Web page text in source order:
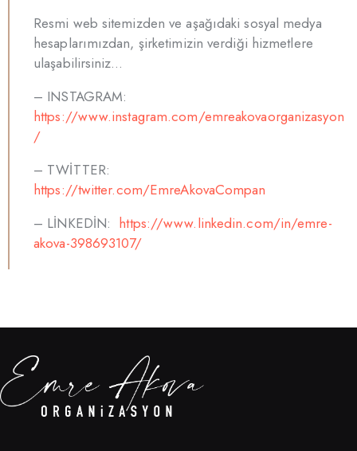
Resmi web sitemizden ve aşağıdaki sosyal medya
hesaplarımızdan, şirketimizin verdiği hizmetlere
ulaşabilirsiniz…
– INSTAGRAM:
https://www.instagram.com/emreakovaorganizasyon
/
– TWİTTER:
https://twitter.com/EmreAkovaCompan
– LİNKEDİN: https://www.linkedin.com/in/emre-
akova-398693107/